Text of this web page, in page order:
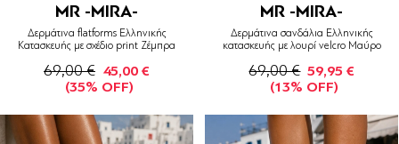
MR -MIRA-
Δερμάτινα flatforms Ελληνικής
Κατασκευής με σχέδιο print Ζέμπρα
69,00 € 45,00 €
(35% OFF)
MR -MIRA-
Δερμάτινα σανδάλια Ελληνικής
κατασκευής με λουρί velcro Μαύρο
69,00 € 59,95 €
(13% OFF)